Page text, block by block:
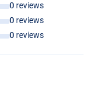
0 reviews
0 reviews
0 reviews